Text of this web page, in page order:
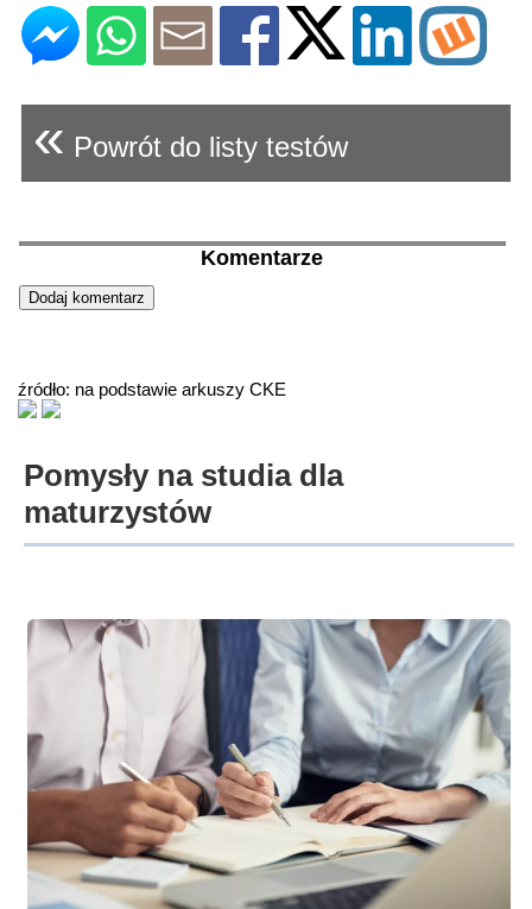
« Powrót do listy testów
Komentarze
źródło: na podstawie arkuszy CKE
Pomysły na studia dla
maturzystów